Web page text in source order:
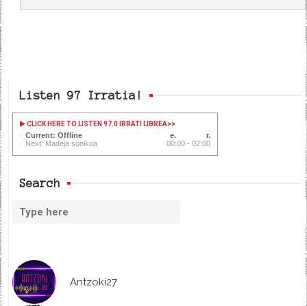
Listen 97 Irratia!
CLICK HERE TO LISTEN 97.0 IRRATI LIBREA>>
Current: Offline
Next: Madeja sonikoa
00:00 - 02:00
Search
Antzoki27